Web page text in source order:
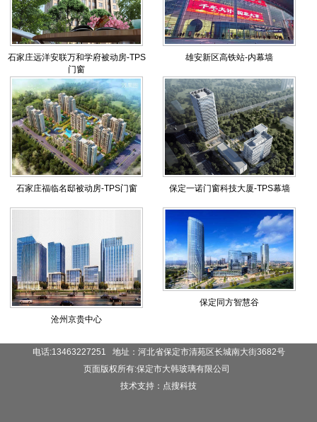
石家庄远洋安联万和学府被动房-TPS
门窗
雄安新区高铁站-内幕墙
石家庄福临名邸被动房-TPS门窗 保定一诺门窗科技大厦-TPS幕墙
沧州京贵中心
保定同方智慧谷
电话:13463227251 地址：河北省保定市清苑区长城南大街3682号
页面版权所有:保定市大韩玻璃有限公司
技术支持：点搜科技